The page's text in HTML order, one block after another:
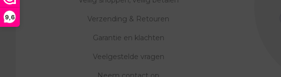
9,6 Verzending & Retouren
Garantie en klachten
Veelgestelde vragen